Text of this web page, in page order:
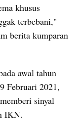
khusus
terbebani,"
berita kumparan
awal tahun
Februari 2021,
sinyal
IKN.